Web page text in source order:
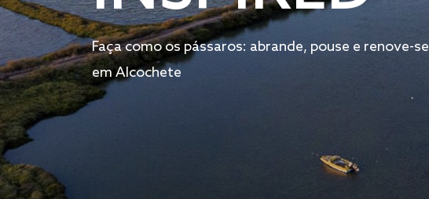
Faça como os pássaros: abrande, pouse e renove-se
em Alcochete